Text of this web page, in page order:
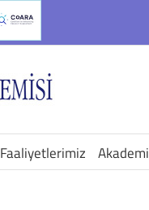
Faaliyetlerimiz